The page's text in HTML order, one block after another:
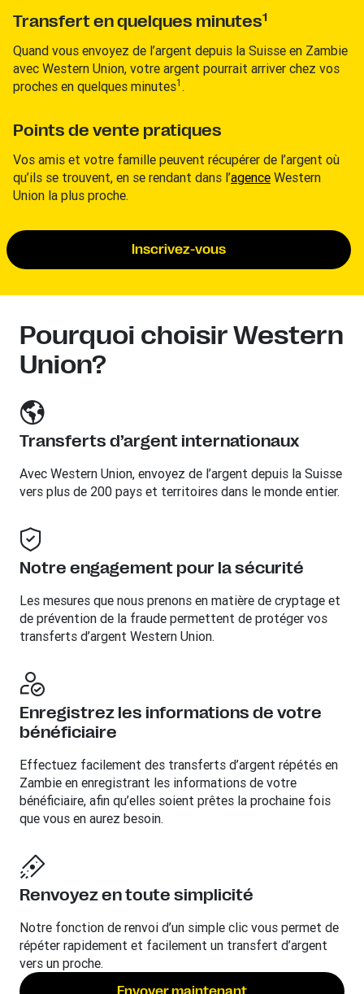
Transfert en quelques minutes1
Quand vous envoyez de l’argent depuis la Suisse en Zambie
avec Western Union, votre argent pourrait arriver chez vos
proches en quelques minutes1 .
Points de vente pratiques
Vos amis et votre famille peuvent récupérer de l’argent où
qu’ils se trouvent, en se rendant dans l’agence Western
Union la plus proche.
Inscrivez-vous
Pourquoi choisir Western
Union?
Transferts d’argent internationaux
Avec Western Union, envoyez de l’argent depuis la Suisse
vers plus de 200 pays et territoires dans le monde entier.
Notre engagement pour la sécurité
Les mesures que nous prenons en matière de cryptage et
de prévention de la fraude permettent de protéger vos
transferts d’argent Western Union.
Enregistrez les informations de votre
bénéficiaire
Effectuez facilement des transferts d’argent répétés en
Zambie en enregistrant les informations de votre
bénéficiaire, afin qu’elles soient prêtes la prochaine fois
que vous en aurez besoin.
Renvoyez en toute simplicité
Notre fonction de renvoi d’un simple clic vous permet de
répéter rapidement et facilement un transfert d’argent
vers un proche.